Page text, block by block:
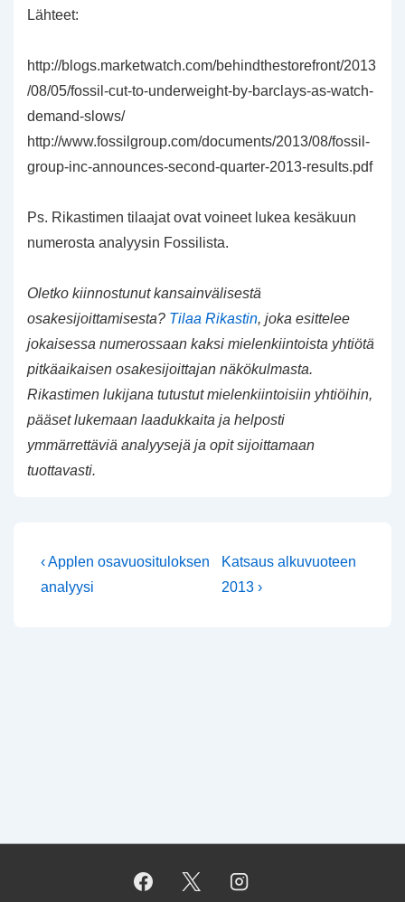
Lähteet:
http://blogs.marketwatch.com/behindthestorefront/2013
/08/05/fossil-cut-to-underweight-by-barclays-as-watch-
demand-slows/
http://www.fossilgroup.com/documents/2013/08/fossil-
group-inc-announces-second-quarter-2013-results.pdf
Ps. Rikastimen tilaajat ovat voineet lukea kesäkuun
numerosta analyysin Fossilista.
Oletko kiinnostunut kansainvälisestä
osakesijoittamisesta? Tilaa Rikastin, joka esittelee
jokaisessa numerossaan kaksi mielenkiintoista yhtiötä
pitkäaikaisen osakesijoittajan näkökulmasta.
Rikastimen lukijana tutustut mielenkiintoisiin yhtiöihin,
pääset lukemaan laadukkaita ja helposti
ymmärrettäviä analyysejä ja opit sijoittamaan
tuottavasti.
Artikkelien
selaus
Edellinen
‹ Applen osavuosituloksen
analyysi
Seuraava
artikkeli
Katsaus alkuvuoteen
2013 ›